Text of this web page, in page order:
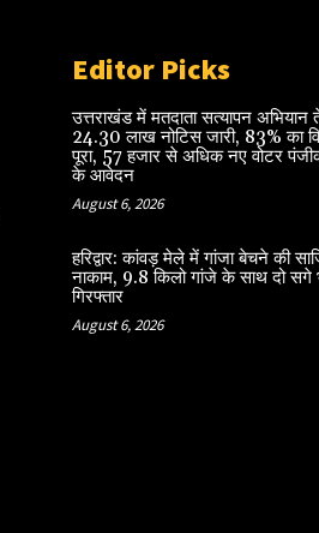
Editor Picks
उत्तराखंड में मतदाता सत्यापन अभियान
24.30 लाख नोटिस जारी, 83% का
पूरा, 57 हजार से अधिक नए वोटर
के आवेदन
August 6, 2026
हरिद्वार: कांवड़ मेले में गांजा बेचने की
नाकाम, 9.8 किलो गांजे के साथ दो सगे
गिरफ्तार
August 6, 2026